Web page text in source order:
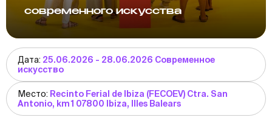
современного искусства
Дата: 25.06.2026 - 28.06.2026 Современное
искусство
Место: Recinto Ferial de Ibiza (FECOEV) Ctra. San
Antonio, km 1 07800 Ibiza, Illes Balears